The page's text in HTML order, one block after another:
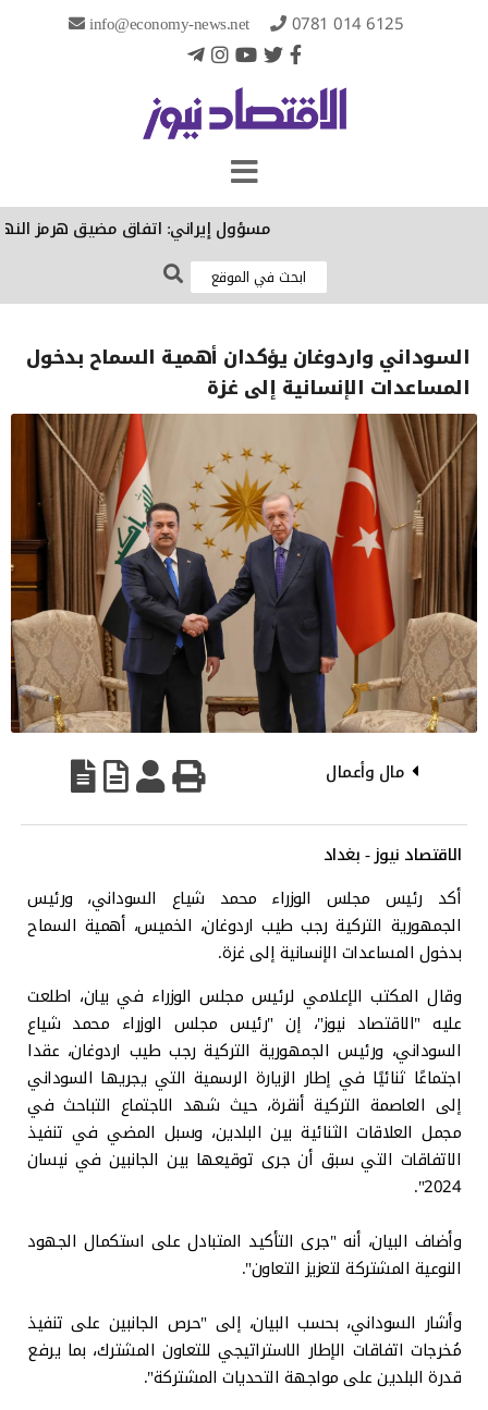
info@economy-news.net 0781 014 6125
مسؤول إيراني: اتفاق مضيق هرمز
السوداني واردوغان يؤكدان أهمية السماح بدخول
المساعدات الإنسانية إلى غزة
مال وأعمال
الاقتصاد نيوز - بغداد
أكد رئيس مجلس الوزراء محمد شياع السوداني، ورئيس
الجمهورية التركية رجب طيب اردوغان، الخميس، أهمية السماح
بدخول المساعدات الإنسانية إلى غزة.
وقال المكتب الإعلامي لرئيس مجلس الوزراء في بيان، اطلعت
عليه "الاقتصاد نيوز"، إن "رئيس مجلس الوزراء محمد شياع
السوداني، ورئيس الجمهورية التركية رجب طيب اردوغان، عقدا
اجتماعًا ثنائيًا في إطار الزيارة الرسمية التي يجريها السوداني
إلى العاصمة التركية أنقرة، حيث شهد الاجتماع التباحث في
مجمل العلاقات الثنائية بين البلدين، وسبل المضي في تنفيذ
الاتفاقات التي سبق أن جرى توقيعها بين الجانبين في نيسان
2024".
وأضاف البيان، أنه "جرى التأكيد المتبادل على استكمال الجهود
النوعية المشتركة لتعزيز التعاون".
وأشار السوداني، بحسب البيان، إلى "حرص الجانبين على تنفيذ
مُخرجات اتفاقات الإطار الاستراتيجي للتعاون المشترك، بما يرفع
قدرة البلدين على مواجهة التحديات المشتركة".